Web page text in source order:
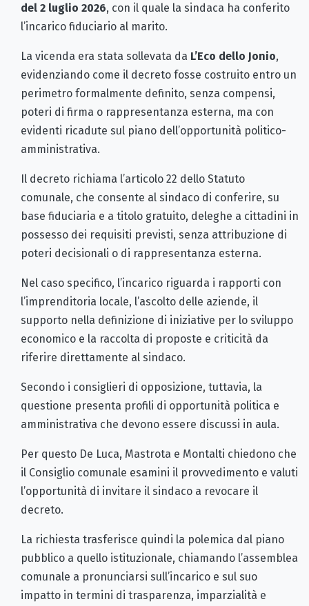
del 2 luglio 2026, con il quale la sindaca ha conferito
l’incarico fiduciario al marito.
La vicenda era stata sollevata da L’Eco dello Jonio,
evidenziando come il decreto fosse costruito entro un
perimetro formalmente definito, senza compensi,
poteri di firma o rappresentanza esterna, ma con
evidenti ricadute sul piano dell’opportunità politico-
amministrativa.
Il decreto richiama l’articolo 22 dello Statuto
comunale, che consente al sindaco di conferire, su
base fiduciaria e a titolo gratuito, deleghe a cittadini in
possesso dei requisiti previsti, senza attribuzione di
poteri decisionali o di rappresentanza esterna.
Nel caso specifico, l’incarico riguarda i rapporti con
l’imprenditoria locale, l’ascolto delle aziende, il
supporto nella definizione di iniziative per lo sviluppo
economico e la raccolta di proposte e criticità da
riferire direttamente al sindaco.
Secondo i consiglieri di opposizione, tuttavia, la
questione presenta profili di opportunità politica e
amministrativa che devono essere discussi in aula.
Per questo De Luca, Mastrota e Montalti chiedono che
il Consiglio comunale esamini il provvedimento e valuti
l’opportunità di invitare il sindaco a revocare il
decreto.
La richiesta trasferisce quindi la polemica dal piano
pubblico a quello istituzionale, chiamando l’assemblea
comunale a pronunciarsi sull’incarico e sul suo
impatto in termini di trasparenza, imparzialità e